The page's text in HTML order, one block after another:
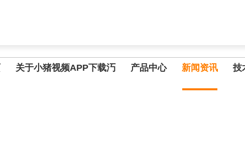
关于小猪视频APP下载汅 产品中心 新闻资讯 技